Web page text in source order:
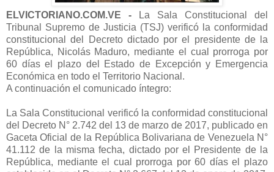
ELVICTORIANO.COM.VE -
La Sala Constitucional del
Tribunal Supremo de Justicia (TSJ) verificó la conformidad
constitucional del Decreto dictado por el presidente de la
República, Nicolás Maduro, mediante el cual prorroga por
60 días el plazo del Estado de Excepción y Emergencia
Económica en todo el Territorio Nacional.
A continuación el comunicado íntegro:
La Sala Constitucional verificó la conformidad constitucional
del Decreto N° 2.742 del 13 de marzo de 2017, publicado en
Gaceta Oficial de la República Bolivariana de Venezuela N°
41.112 de la misma fecha, dictado por el Presidente de la
República, mediante el cual prorroga por 60 días el plazo